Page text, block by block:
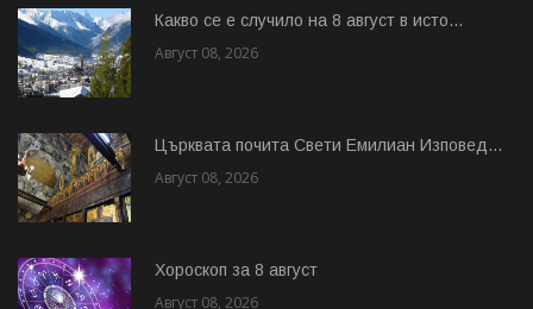
Какво се е случило на 8 август в исто...
Август 08, 2026
Църквата почита Свeти Емилиан Изповед...
Август 08, 2026
Хороскоп за 8 август
Август 08, 2026